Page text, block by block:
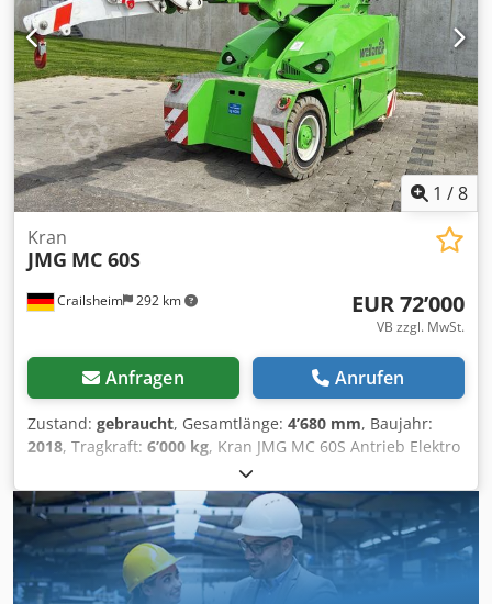
1 /8
Crailsheim 292 km
Kran
JMG MC 60S
EUR 72’000
VB zzgl. MwSt.
Anfragen Anrufen
Zustand: gebraucht, Gesamtlänge: 4’680 mm, Baujahr:
2018, Tragkraft: 6’000 kg, Kran JMG MC 60S Antrieb Elektro
Baujahr 2018 Tragkraft (kg) 6.000 Credpfx Aezrp Hzokcsf